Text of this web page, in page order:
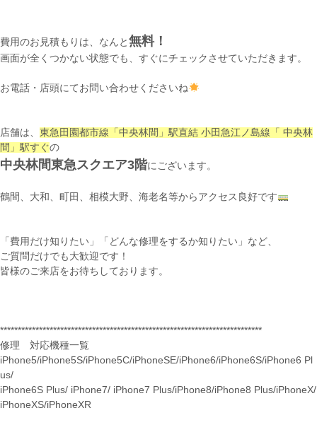
費用のお見積もりは、なんと 無料！
画面が全くつかない状態でも、すぐにチェックさせていただきます。
お電話・店頭にてお問い合わせくださいね
店舗は、 東急田園都市線「中央林間」駅直結 小田急江ノ島線「 中央林
間」駅すぐの
中央林間東急スクエア3階にございます。
鶴間、大和、町田、相模大野、海老名等からアクセス良好です
「費用だけ知りたい」「どんな修理をするか知りたい」など、
ご質問だけでも大歓迎です！
皆様のご来店をお待ちしております。
**************************************************************************
修理 対応機種一覧
iPhone5/iPhone5S/iPhone5C/iPhoneSE/iPhone6/iPhone6S/iPhone6 Pl
us/
iPhone6S Plus/ iPhone7/ iPhone7 Plus/iPhone8/iPhone8 Plus/iPhoneX/
iPhoneXS/iPhoneXR